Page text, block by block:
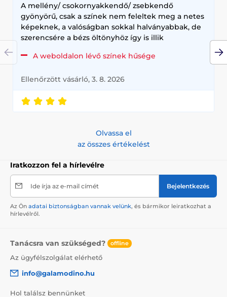
A mellény/ csokornyakkendő/ zsebkendő
gyönyörű, csak a színek nem feleltek meg a netes
képeknek, a valóságban sokkal halványabbak, de
szerencsére a bézs öltönyhöz így is illik
A weboldalon lévő színek hűsége
Ellenőrzött vásárló, 3. 8. 2026
Olvassa el
az összes értékelést
Iratkozzon fel a hírlevélre
Ide írja az e-mail címét Bejelentkezés
Az Ön adatai biztonságban vannak velünk, és bármikor leiratkozhat a
hírlevélről.
Tanácsra van szükséged? offline
Az ügyfélszolgálat elérhető
info@galamodino.hu
Hol találsz bennünket